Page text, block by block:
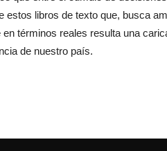
estos libros de texto que, busca
términos reales resulta una
de nuestro país.